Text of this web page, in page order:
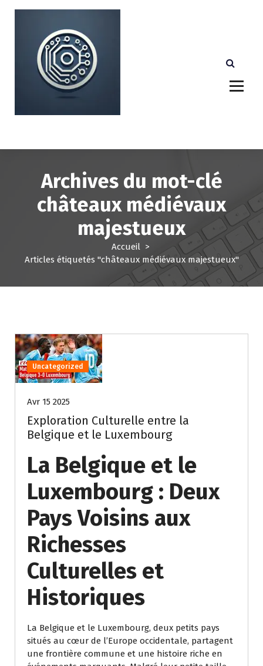
e
Archives du mot-clé
châteaux médiévaux
majestueux
Accueil>
Articles étiquetés "châteaux médiévaux majestueux"
Uncategorized
Avr 15 2025
Exploration Culturelle entre la
Belgique et le Luxembourg
La Belgique et le
Luxembourg : Deux
Pays Voisins aux
Richesses
Culturelles et
Historiques
La Belgique et le Luxembourg, deux petits pays
situés au cœur de l’Europe occidentale, partagent
une frontière commune et une histoire riche en